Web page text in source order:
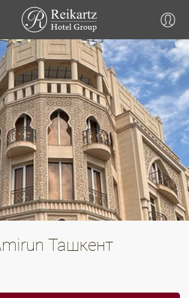
Ташкент